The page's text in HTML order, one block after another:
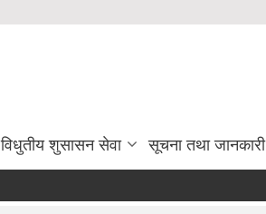
विधुतीय शुसासन सेवा सूचना तथा जानकारी